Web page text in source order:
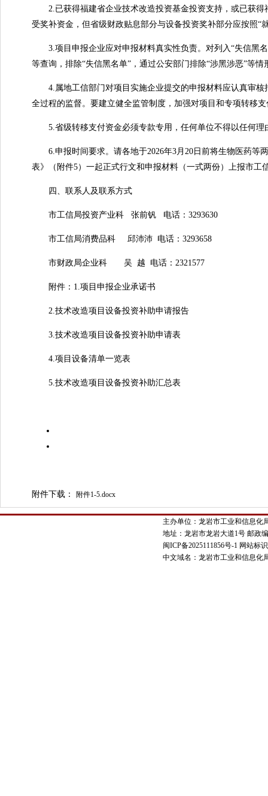
2.已获得福建省企业技术改造投资基金投资支持，或已获得
受奖补资金，但省级财政贴息部分与设备投资奖补部分应按照“
3.项目申报企业应对申报材料真实性负责。对列入“失信黑名
等查询，排除“失信黑名单”，通过公安部门排除“涉黑涉恶”等情
4.属地工信部门对项目实施企业提交的申报材料应认真审核
全过程的监督。要建立健全监管制度，加强对项目和专项转移
5.省级转移支付资金必须专款专用，任何单位不得以任何理
6.申报时间要求。请各地于2026年3月20日前将生物医药等
表》（附件5）一起正式行文和申报材料（一式两份）上报市工
四、联系人及联系方式
市工信局投资产业科 张前钒 电话：3293630
市工信局消费品科 邱沛沛 电话：3293658
市财政局企业科 吴 越 电话：2321577
附件：1.项目申报企业承诺书
2.技术改造项目设备投资补助申请报告
3.技术改造项目设备投资补助申请表
4.项目设备清单一览表
5.技术改造项目设备投资补助汇总表
附件下载： 附件1-5.docx